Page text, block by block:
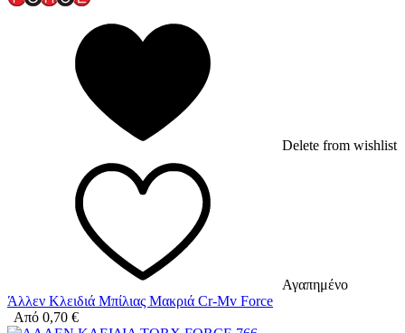
Delete from wishlist
Αγαπημένο
Άλλεν Κλειδιά Μπίλιας Μακριά Cr-Mv Force
Από 0,70 €